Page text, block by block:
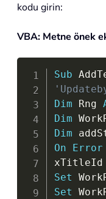
kodu girin:
VBA: Metne önek
Sub
Dim Rng
Dim
Dim
On
Error
xTitleId
Set
Set